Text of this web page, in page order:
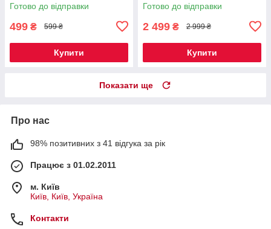
Готово до відправки
499 ₴ 599 ₴
Купити
Готово до відправки
2 499 ₴ 2 999 ₴
Купити
Показати ще
Про нас
98% позитивних з 41 відгука за рік
Працює з 01.02.2011
м. Київ
Київ, Київ, Україна
Контакти